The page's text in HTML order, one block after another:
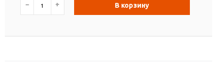
− + В корзину